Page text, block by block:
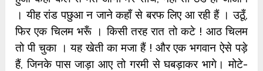
। यीह रांड पछुआ न जाने कहाँ से बरफ लिए आ रही हैं । उठूँ,
फिर एक चिलम भरूँ । किसी तरह रात तो कटे ! आठ चिलम
तो पी चुका । यह खेती का मजा हैं ! और एक भगवान ऐसे पड़े
हैं, जिनके पास जाड़ा आए तो गरमी से घबड़ाकर भागे। मोटे-